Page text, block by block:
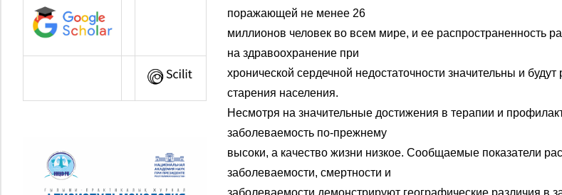
поражающей не менее 26
миллионов человек во всем мире, и ее распространенность
на здравоохранение при
хронической сердечной недостаточности значительны и
старения населения.
Несмотря на значительные достижения в терапии и
заболеваемость по-прежнему
высоки, а качество жизни низкое. Сообщаемые показатели
заболеваемости, смертности и
заболеваемости демонстрируют географические различия в